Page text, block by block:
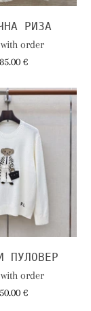
РИЗА
order
€
ПУЛОВЕР
order
€